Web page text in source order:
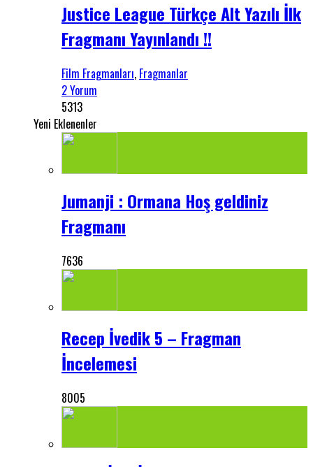
Justice League Türkçe Alt Yazılı İlk
Fragmanı Yayınlandı !!
Film Fragmanları, Fragmanlar
2 Yorum
5313
Yeni Eklenenler
Jumanji : Ormana Hoş geldiniz
Fragmanı
7636
Recep İvedik 5 – Fragman
İncelemesi
8005